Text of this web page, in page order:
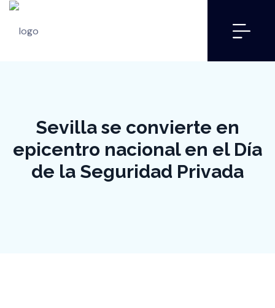
Sevilla se convierte en
epicentro nacional en el Día
de la Seguridad Privada